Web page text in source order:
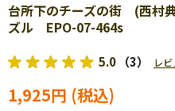
台所下のチーズの街 (西
ズル EPO-07-464s
5.0 （3） レ
1,925円